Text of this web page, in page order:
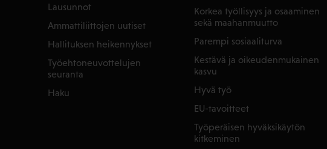
Lausunnot
Ammattiliittojen uutiset
Hallituksen heikennykset
Työehtoneuvottelujen
seuranta
Haku
Korkea työllisyys ja osaaminen
sekä maahanmuutto
Parempi sosiaaliturva
Kestävä ja oikeudenmukainen
kasvu
Hyvä työ
EU-tavoitteet
Työperäisen hyväksikäytön
kitkeminen